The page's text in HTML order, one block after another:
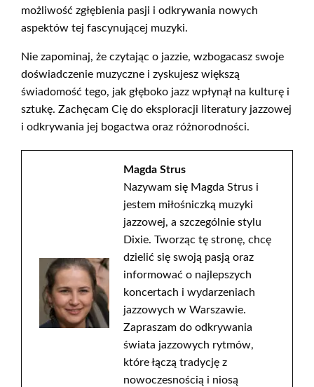
możliwość zgłębienia pasji i odkrywania nowych
aspektów tej fascynującej muzyki.
Nie zapominaj, że czytając o jazzie, wzbogacasz swoje
doświadczenie muzyczne i zyskujesz większą
świadomość tego, jak głęboko jazz wpłynął na kulturę i
sztukę. Zachęcam Cię do eksploracji literatury jazzowej
i odkrywania jej bogactwa oraz różnorodności.
Magda Strus
Nazywam się Magda Strus i
jestem miłośniczką muzyki
jazzowej, a szczególnie stylu
Dixie. Tworząc tę stronę, chcę
dzielić się swoją pasją oraz
informować o najlepszych
koncertach i wydarzeniach
jazzowych w Warszawie.
Zapraszam do odkrywania
świata jazzowych rytmów,
które łączą tradycję z
nowoczesnością i niosą